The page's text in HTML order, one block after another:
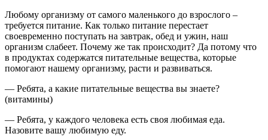
Любому организму от самого маленького до взрослого –
требуется питание. Как только питание перестает
своевременно поступать на завтрак, обед и ужин, наш
организм слабеет. Почему же так происходит? Да потому что
в продуктах содержатся питательные вещества, которые
помогают нашему организму, расти и развиваться.
— Ребята, а какие питательные вещества вы знаете?
(витамины)
— Ребята, у каждого человека есть своя любимая еда.
Назовите вашу любимую еду.